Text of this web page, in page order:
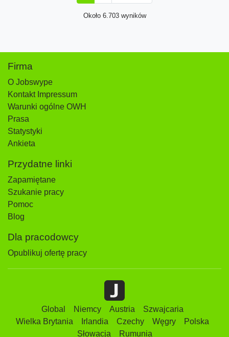
Około 6.703 wyników
Firma
O Jobswype
Kontakt Impressum
Warunki ogólne OWH
Prasa
Statystyki
Ankieta
Przydatne linki
Zapamiętane
Szukanie pracy
Pomoc
Blog
Dla pracodowcy
Opublikuj ofertę pracy
Global Niemcy Austria
Szwajcaria
Wielka Brytania
Irlandia Czechy Węgry
Polska
Słowacja
Rumunia